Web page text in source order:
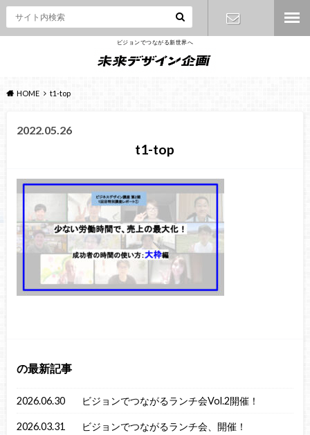
ビジョンでつながる新世界へ
HOME t1-top
2022.05.26
t1-top
の最新記事
2026.06.30 ビジョンでつながるランチ会Vol.2開催！
2026.03.31 ビジョンでつながるランチ会、開催！